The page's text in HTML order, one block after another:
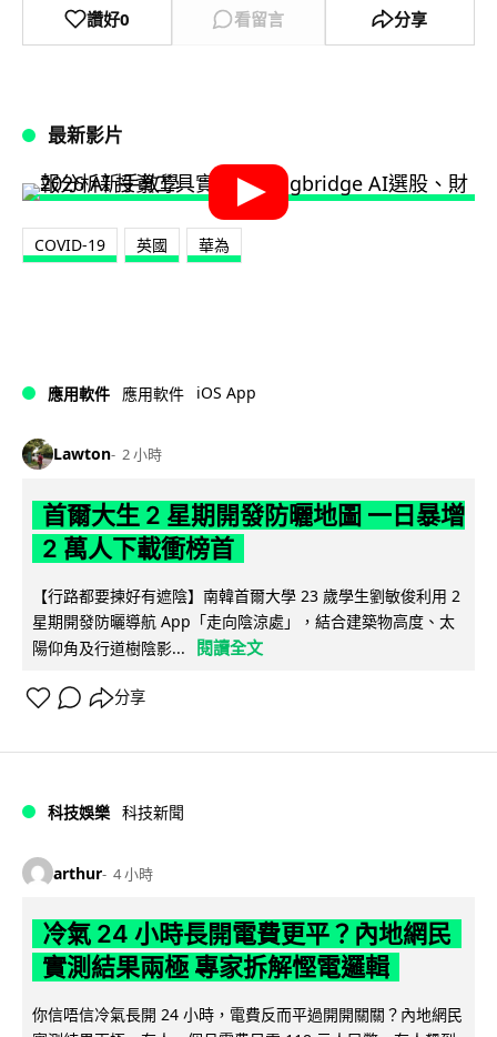
讚好0 看留言 分享
最新影片
COVID-19 英國 華為
應用軟件 應用軟件 iOS App
Lawton 2 小時
首爾大生 2 星期開發防曬地圖 一日暴增
2 萬人下載衝榜首
【行路都要揀好有遮陰】南韓首爾大學 23 歲學生劉敏俊利用 2
星期開發防曬導航 App「走向陰涼處」，結合建築物高度、太
陽仰角及行道樹陰影...
閱讀全文
分享
科技娛樂 科技新聞
arthur 4 小時
冷氣 24 小時長開電費更平？內地網民
實測結果兩極 專家拆解慳電邏輯
你信唔信冷氣長開 24 小時，電費反而平過開開關關？內地網民